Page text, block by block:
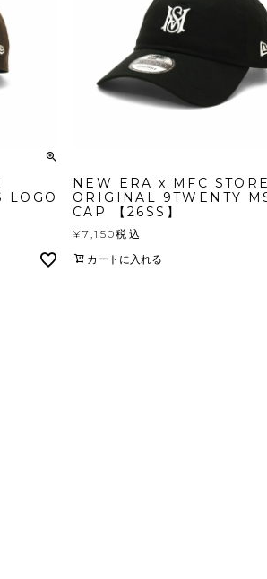
LOGO
NEW ERA x MFC STORE
ORIGINAL 9TWENTY
CAP 【26SS】
¥7,150税込
カートに入れる